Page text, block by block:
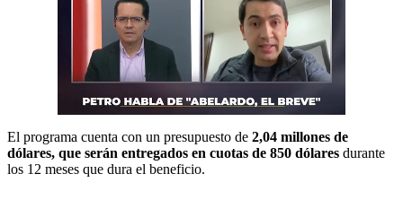
El programa cuenta con un presupuesto de 2,04 millones de
dólares, que serán entregados en cuotas de 850 dólares durante
los 12 meses que dura el beneficio.